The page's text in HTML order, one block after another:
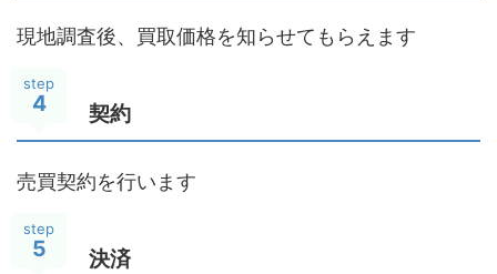
現地調査後、買取価格を知らせてもらえます
step
4 契約
売買契約を行います
step
5 決済